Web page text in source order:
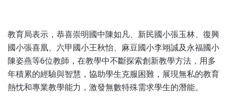
教育局表示，恭喜崇明國中陳如凡、新民國小張玉林、復興
國小張喜凰、六甲國小王秋怡、麻豆國小李翊誠及永福國小
陳姿燕等6位教師，在教學中不斷探索創新教學方法，用多
年積累的經驗與智慧，協助學生克服困難，展現無私的教育
熱忱和專業教學能力，激發無數特殊需求學生的潛能。